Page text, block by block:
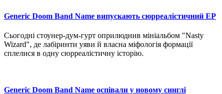
Generic Doom Band Name випускають сюрреалістичний EP
Сьогодні стоунер-дум-гурт оприлюднив мініальбом "Nasty
Wizard", де лабіринти уяви й власна міфологія формації
сплелися в одну сюрреалістичну історію.
Generic Doom Band Name оспівали у новому синглі